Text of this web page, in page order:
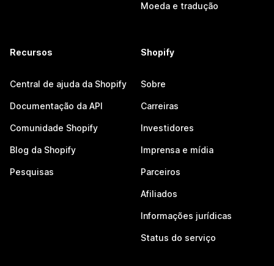
Moeda e tradução
Recursos
Central de ajuda da Shopify
Documentação da API
Comunidade Shopify
Blog da Shopify
Pesquisas
Shopify
Sobre
Carreiras
Investidores
Imprensa e mídia
Parceiros
Afiliados
Informações jurídicas
Status do serviço